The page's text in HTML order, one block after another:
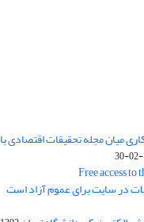
میان مجله تحقیقات اقتصادی با
Free access to
در سایت برای عموم آزاد است